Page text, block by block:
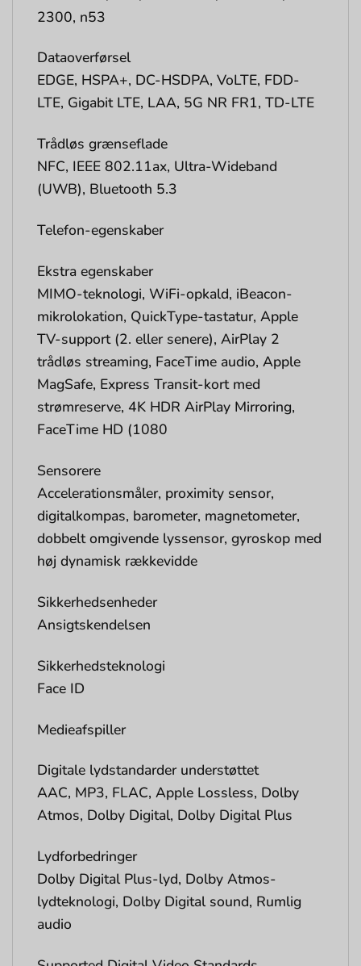
2300, n53
Dataoverførsel
EDGE, HSPA+, DC-HSDPA, VoLTE, FDD-
LTE, Gigabit LTE, LAA, 5G NR FR1, TD-LTE
Trådløs grænseflade
NFC, IEEE 802.11ax, Ultra-Wideband
(UWB), Bluetooth 5.3
Telefon-egenskaber
Ekstra egenskaber
MIMO-teknologi, WiFi-opkald, iBeacon-
mikrolokation, QuickType-tastatur, Apple
TV-support (2. eller senere), AirPlay 2
trådløs streaming, FaceTime audio, Apple
MagSafe, Express Transit-kort med
strømreserve, 4K HDR AirPlay Mirroring,
FaceTime HD (1080
Sensorere
Accelerationsmåler, proximity sensor,
digitalkompas, barometer, magnetometer,
dobbelt omgivende lyssensor, gyroskop med
høj dynamisk rækkevidde
Sikkerhedsenheder
Ansigtskendelsen
Sikkerhedsteknologi
Face ID
Medieafspiller
Digitale lydstandarder understøttet
AAC, MP3, FLAC, Apple Lossless, Dolby
Atmos, Dolby Digital, Dolby Digital Plus
Lydforbedringer
Dolby Digital Plus-lyd, Dolby Atmos-
lydteknologi, Dolby Digital sound, Rumlig
audio